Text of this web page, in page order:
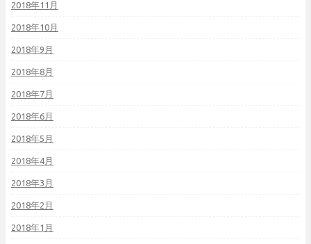
2018年11月
2018年10月
2018年9月
2018年8月
2018年7月
2018年6月
2018年5月
2018年4月
2018年3月
2018年2月
2018年1月